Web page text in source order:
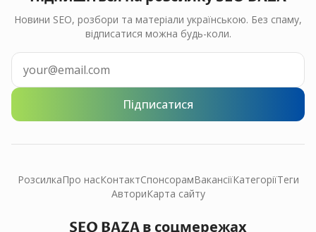
Новини SEO, розбори та матеріали українською. Без спаму,
відписатися можна будь-коли.
Підписатися
РозсилкаПро насКонтактСпонсорамВакансіїКатегоріїТеги
АвториКарта сайту
SEO BAZA в соцмережах